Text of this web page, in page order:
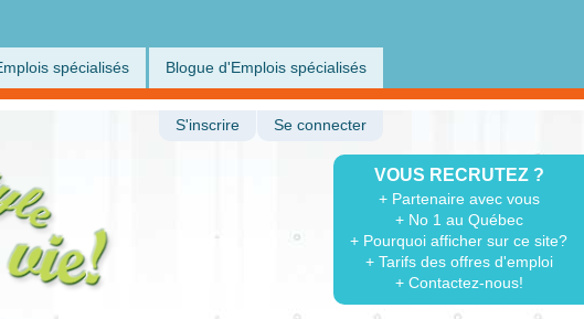
spécialisés Blogue d'Emplois spécialisés
VOUS RECRUTEZ ?
+ Partenaire avec vous
+ No 1 au Québec
+ Pourquoi afficher sur ce site?
+ Tarifs des offres d'emploi
+ Contactez-nous!
S'inscrire Se connecter